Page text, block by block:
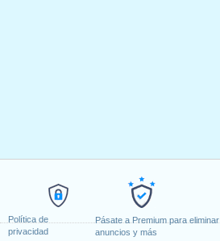
Política de
privacidad
Pásate a Premium para eliminar
anuncios y más